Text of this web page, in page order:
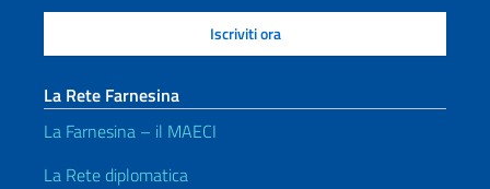
La Rete Farnesina
La Farnesina – il MAECI
La Rete diplomatica